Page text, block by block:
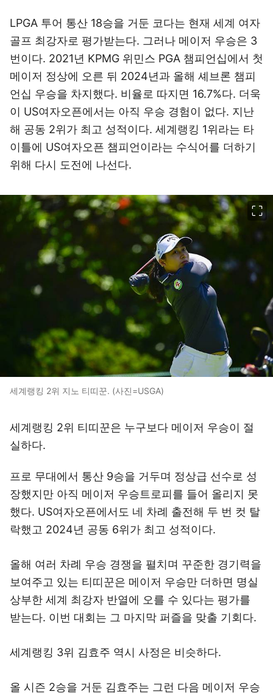
LPGA 투어 통산 18승을 거둔 코다는 현재 세계 여자
골프 최강자로 평가받는다. 그러나 메이저 우승은 3
번이다. 2021년 KPMG 위민스 PGA 챔피언십에서 첫
메이저 정상에 오른 뒤 2024년과 올해 셰브론 챔피
언십 우승을 차지했다. 비율로 따지면 16.7%다. 더욱
이 US여자오픈에서는 아직 우승 경험이 없다. 지난
해 공동 2위가 최고 성적이다. 세계랭킹 1위라는 타
이틀에 US여자오픈 챔피언이라는 수식어를 더하기
위해 다시 도전에 나선다.
세계랭킹 2위 지노 티띠꾼. (사진=USGA)
세계랭킹 2위 티띠꾼은 누구보다 메이저 우승이 절
실하다.
프로 무대에서 통산 9승을 거두며 정상급 선수로 성
장했지만 아직 메이저 우승트로피를 들어 올리지 못
했다. US여자오픈에서도 네 차례 출전해 두 번 컷 탈
락했고 2024년 공동 6위가 최고 성적이다.
올해 여러 차례 우승 경쟁을 펼치며 꾸준한 경기력을
보여주고 있는 티띠꾼은 메이저 우승만 더하면 명실
상부한 세계 최강자 반열에 오를 수 있다는 평가를
받는다. 이번 대회는 그 마지막 퍼즐을 맞출 기회다.
세계랭킹 3위 김효주 역시 사정은 비슷하다.
올 시즌 2승을 거둔 김효주는 그런 다음 메이저 우승